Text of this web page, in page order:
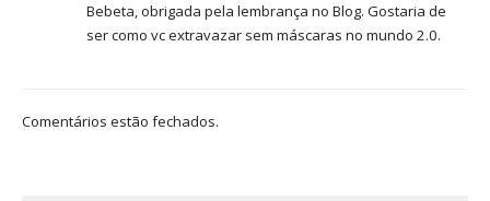
Bebeta, obrigada pela lembrança no Blog. Gostaria de
ser como vc extravazar sem máscaras no mundo 2.0.
Comentários estão fechados.